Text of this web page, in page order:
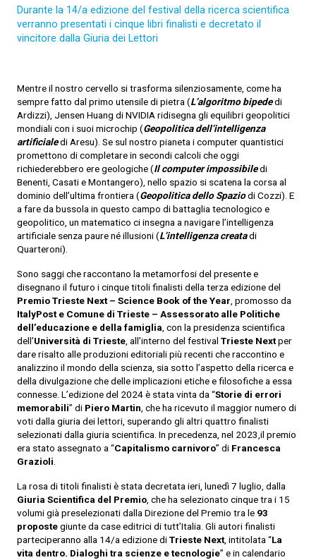
Durante la 14/a edizione del festival della ricerca scientifica
verranno presentati i cinque libri finalisti e decretato il
vincitore dalla Giuria dei Lettori
Mentre il nostro cervello si trasforma silenziosamente, come ha
sempre fatto dal primo utensile di pietra (L’algoritmo bipededi
Ardizzi), Jensen Huang di NVIDIA ridisegna gli equilibri geopolitici
mondiali con i suoi microchip (Geopolitica dell’intelligenza
artificialedi Aresu). Se sul nostro pianeta i computer quantistici
promettono di completare in secondi calcoli che oggi
richiederebbero ere geologiche (Il computer impossibiledi
Benenti, Casati e Montangero), nello spazio si scatena la corsa al
dominio dell’ultima frontiera (Geopolitica dello Spaziodi Cozzi). E
a fare da bussola in questo campo di battaglia tecnologico e
geopolitico, un matematico ci insegna a navigare l’intelligenza
artificiale senza paure né illusioni (L’intelligenza creatadi
Quarteroni).
Sono saggi che raccontano la metamorfosi del presente e
disegnano il futuro i cinque titoli finalisti della terza edizione del
Premio Trieste Next – Science Book of the Year, promosso da
ItalyPost e Comune di Trieste – Assessorato alle Politiche
dell’educazione e della famiglia, con la presidenza scientifica
dell’Università di Trieste, all’interno del festival Trieste Nextper
dare risalto alle produzioni editoriali più recenti che raccontino e
analizzino il mondo della scienza, sia sotto l’aspetto della ricerca e
della divulgazione che delle implicazioni etiche e filosofiche a essa
connesse. L’edizione del 2024 è stata vinta da “Storie di errori
memorabili” di Piero Martin, che ha ricevuto il maggior numero di
voti dalla giuria dei lettori, superando gli altri quattro finalisti
selezionati dalla giuria scientifica. In precedenza, nel 2023,il premio
era stato assegnato a “Capitalismo carnivoro” di Francesca
Grazioli.
La rosa di titoli finalisti è stata decretata ieri, lunedì 7 luglio, dalla
Giuria Scientifica del Premio, che ha selezionato cinque tra i 15
volumi già preselezionati dalla Direzione del Premio tra le 93
propostegiunte da case editrici di tutt’Italia. Gli autori finalisti
parteciperanno alla 14/a edizione diTrieste Next, intitolata “La
vita dentro. Dialoghi tra scienze e tecnologie” e in calendario